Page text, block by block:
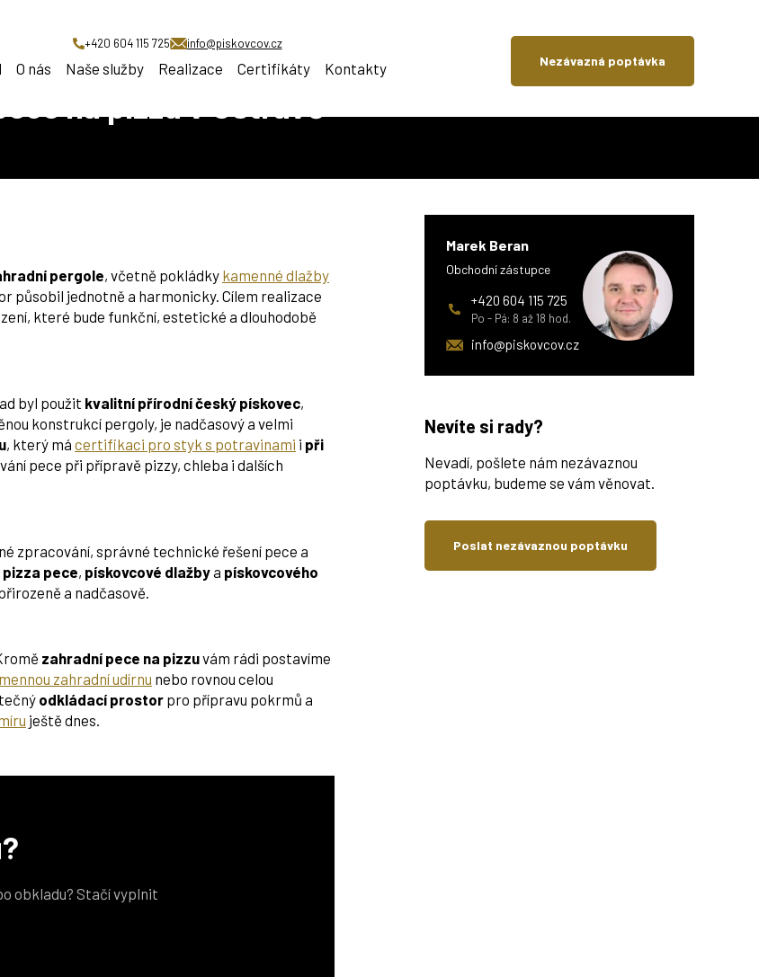
+420 604 115 725 info@piskovcov.cz
O nás Naše služby Realizace Certifikáty Kontakty Nezávazná poptávka
kamenné pece na pizzu v Ostravě
pergole, včetně pokládky kamenné dlažby
působil jednotně a harmonicky. Cílem realizace
které bude funkční, estetické a dlouhodobě
byl použit kvalitní přírodní český pískovec,
konstrukcí pergoly, je nadčasový a velmi
, který má certifikaci pro styk s potravinami i při
pece při přípravě pizzy, chleba i dalších
zpracování, správné technické řešení pece a
pece, pískovcové dlažbya pískovcového
a nadčasově.
zahradní pece na pizzuvám rádi postavíme
zahradní udírnu nebo rovnou celou
odkládací prostor pro přípravu pokrmů a
ještě dnes.
obkladu? Stačí vyplnit
Marek Beran
Obchodní zástupce
+420 604 115 725
Po - Pá: 8 až 18 hod.
info@piskovcov.cz
Nevíte si rady?
Nevadí, pošlete nám nezávaznou
poptávku, budeme se vám věnovat.
Poslat nezávaznou poptávku